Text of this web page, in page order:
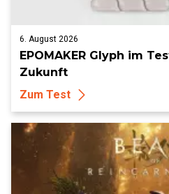
6. August 2026
EPOMAKER Glyph im
Zukunft
Zum Test